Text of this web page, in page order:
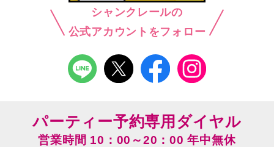
シャンクレールの
公式アカウントをフォロー
パーティー予約専用ダイヤル
営業時間 10：00～20：00 年中無休